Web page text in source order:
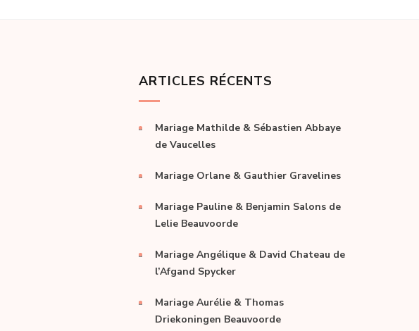
ARTICLES RÉCENTS
Mariage Mathilde & Sébastien Abbaye
de Vaucelles
Mariage Orlane & Gauthier Gravelines
Mariage Pauline & Benjamin Salons de
Lelie Beauvoorde
Mariage Angélique & David Chateau de
l’Afgand Spycker
Mariage Aurélie & Thomas
Driekoningen Beauvoorde